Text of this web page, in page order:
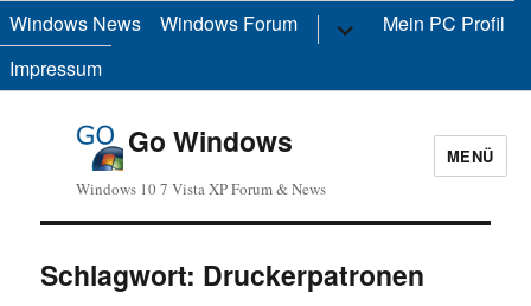
Windows News Windows Forum Untermenü
anzeigen
Mein PC Profil
Impressum
Go Windows
Windows 10 7 Vista XP Forum & News
MENÜ
Schlagwort: Druckerpatronen